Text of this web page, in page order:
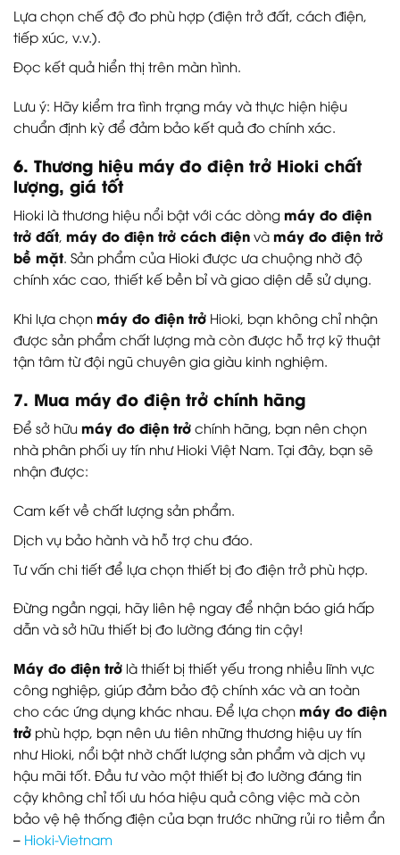
Lựa chọn chế độ đo phù hợp (điện trở đất, cách điện,
tiếp xúc, v.v.).
Đọc kết quả hiển thị trên màn hình.
Lưu ý: Hãy kiểm tra tình trạng máy và thực hiện hiệu
chuẩn định kỳ để đảm bảo kết quả đo chính xác.
6. Thương hiệu máy đo điện trở Hioki chất
lượng, giá tốt
Hioki là thương hiệu nổi bật với các dòng máy đo điện
trở đất, máy đo điện trở cách điện và máy đo điện trở
bề mặt. Sản phẩm của Hioki được ưa chuộng nhờ độ
chính xác cao, thiết kế bền bỉ và giao diện dễ sử dụng.
Khi lựa chọn máy đo điện trở Hioki, bạn không chỉ nhận
được sản phẩm chất lượng mà còn được hỗ trợ kỹ thuật
tận tâm từ đội ngũ chuyên gia giàu kinh nghiệm.
7. Mua máy đo điện trở chính hãng
Để sở hữu máy đo điện trở chính hãng, bạn nên chọn
nhà phân phối uy tín như Hioki Việt Nam. Tại đây, bạn sẽ
nhận được:
Cam kết về chất lượng sản phẩm.
Dịch vụ bảo hành và hỗ trợ chu đáo.
Tư vấn chi tiết để lựa chọn thiết bị đo điện trở phù hợp.
Đừng ngần ngại, hãy liên hệ ngay để nhận báo giá hấp
dẫn và sở hữu thiết bị đo lường đáng tin cậy!
Máy đo điện trở là thiết bị thiết yếu trong nhiều lĩnh vực
công nghiệp, giúp đảm bảo độ chính xác và an toàn
cho các ứng dụng khác nhau. Để lựa chọn máy đo điện
trở phù hợp, bạn nên ưu tiên những thương hiệu uy tín
như Hioki, nổi bật nhờ chất lượng sản phẩm và dịch vụ
hậu mãi tốt. Đầu tư vào một thiết bị đo lường đáng tin
cậy không chỉ tối ưu hóa hiệu quả công việc mà còn
bảo vệ hệ thống điện của bạn trước những rủi ro tiềm ẩn
– Hioki-Vietnam